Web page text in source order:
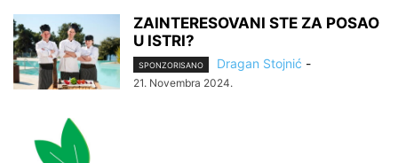
ZAINTERESOVANI STE ZA POSAO
U ISTRI?
SPONZORISANO Dragan Stojnić -
21. Novembra 2024.